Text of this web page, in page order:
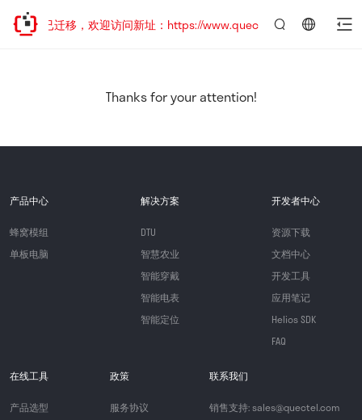
站地址已迁移，欢迎访问新址：https://www.quectel.com.cn
Thanks for your attention!
产品中心
蜂窝模组
单板电脑
解决方案
DTU
智慧农业
智能穿戴
智能电表
智能定位
开发者中心
资源下载
文档中心
开发工具
应用笔记
Helios SDK
FAQ
在线工具
产品选型
政策
服务协议
联系我们
销售支持: sales@quectel.com